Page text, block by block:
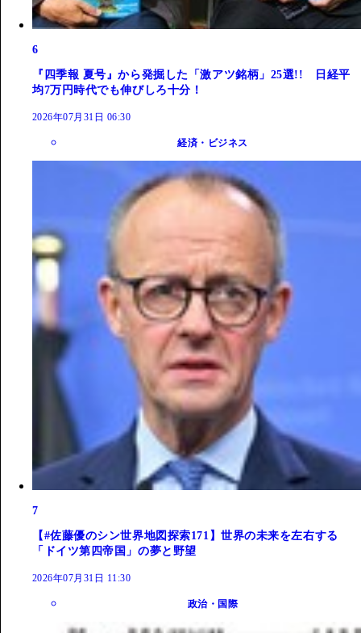
6
『四季報 夏号』から発掘した「激アツ銘柄」25選!! 日経平
均7万円時代でも伸びしろ十分！
2026年07月31日 06:30
経済・ビジネス
7
【#佐藤優のシン世界地図探索171】世界の未来を左右する
「ドイツ第四帝国」の夢と野望
2026年07月31日 11:30
政治・国際